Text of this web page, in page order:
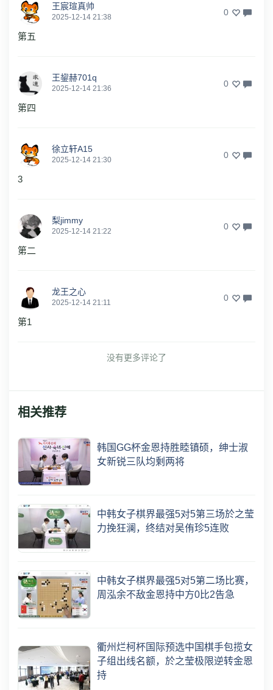
王宸瑄真帅
2025-12-14 21:38 0
第五
王鋆赫701q
2025-12-14 21:36 0
第四
徐立轩A15
2025-12-14 21:30 0
3
梨jimmy
2025-12-14 21:22 0
第二
龙王之心
2025-12-14 21:11 0
第1
没有更多评论了
相关推荐
韩国GG杯金恩持胜睦镇硕，绅士淑
女新锐三队均剩两将
中韩女子棋界最强5对5第三场於之莹
力挽狂澜，终结对吴侑珍5连败
中韩女子棋界最强5对5第二场比赛，
周泓余不敌金恩持中方0比2告急
衢州烂柯杯国际预选中国棋手包揽女
子组出线名额，於之莹极限逆转金恩
持